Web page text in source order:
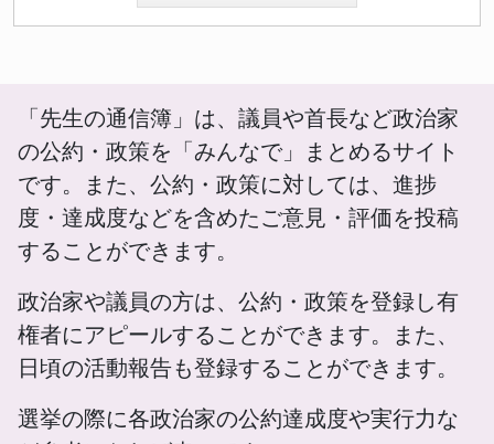
「先生の通信簿」は、議員や首長など政治家
の公約・政策を「みんなで」まとめるサイト
です。また、公約・政策に対しては、進捗
度・達成度などを含めたご意見・評価を投稿
することができます。
政治家や議員の方は、公約・政策を登録し有
権者にアピールすることができます。また、
日頃の活動報告も登録することができます。
選挙の際に各政治家の公約達成度や実行力な